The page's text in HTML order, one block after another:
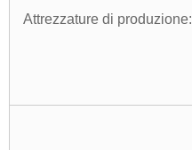
Attrezzature di produzione: